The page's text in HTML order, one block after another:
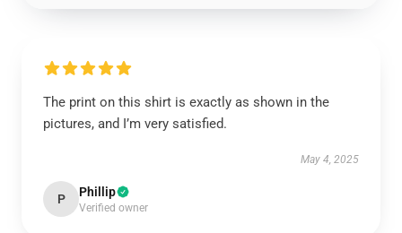
The print on this shirt is exactly as shown in the
pictures, and I’m very satisfied.
May 4, 2025
P Phillip
Verified owner